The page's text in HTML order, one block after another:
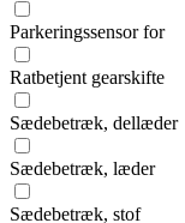
Parkeringssensor for
Ratbetjent gearskifte
Sædebetræk, dellæder
Sædebetræk, læder
Sædebetræk, stof